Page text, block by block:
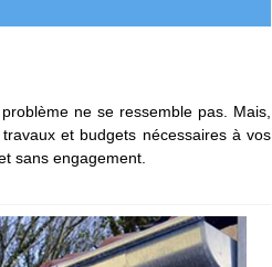
ne se ressemble pas. Mais,
et budgets nécessaires à vos
sans engagement.